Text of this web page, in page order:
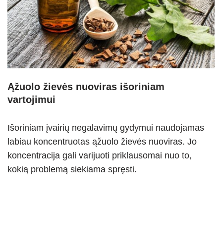
Ąžuolo žievės nuoviras išoriniam
vartojimui
Išoriniam įvairių negalavimų gydymui naudojamas
labiau koncentruotas ąžuolo žievės nuoviras. Jo
koncentracija gali varijuoti priklausomai nuo to,
kokią problemą siekiama spręsti.